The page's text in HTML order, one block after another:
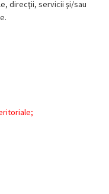
direcţii, servicii şi/sau